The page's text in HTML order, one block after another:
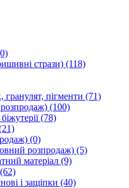
стрази) (118)
гранулят, пігменти (71)
(100)
(78)
(0)
розпродаж) (5)
матеріал (9)
(62)
і защіпки (40)